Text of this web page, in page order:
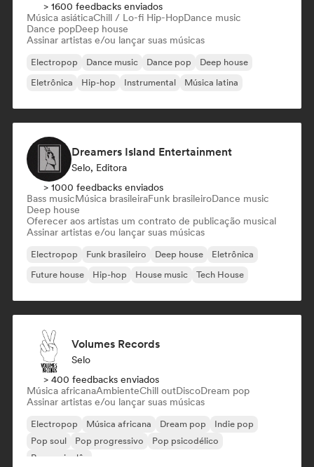
> 1600 feedbacks enviados
Música asiáticaChill / Lo-fi Hip-HopDance music
Dance popDeep house
Assinar artistas e/ou lançar suas músicas
Electropop Dance music Dance pop
Deep house
Eletrônica
Hip-hop Instrumental Música latina
Dreamers Island Entertainment
Selo, Editora
> 1000 feedbacks enviados
Bass musicMúsica brasileiraFunk brasileiroDance music
Deep house
Oferecer aos artistas um contrato de publicação musical
Assinar artistas e/ou lançar suas músicas
Electropop Funk brasileiro Deep house
Eletrônica
Future house
Hip-hop House music Tech House
Volumes Records
Selo
> 400 feedbacks enviados
Música africanaAmbienteChill outDiscoDream pop
Assinar artistas e/ou lançar suas músicas
Electropop Música africana Dream pop
Indie pop
Pop soul
Pop progressivo
Pop psicodélico
Rap em inglês